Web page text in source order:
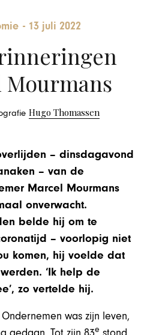
- 13 juli 2022
Mourmans
Hugo Thomassen
– dinsdagavond
– van de
Marcel Mourmans
onverwacht.
belde hij om te
– voorlopig niet
komen, hij voelde dat
‘Ik help de
zo vertelde hij.
was zijn leven,
e